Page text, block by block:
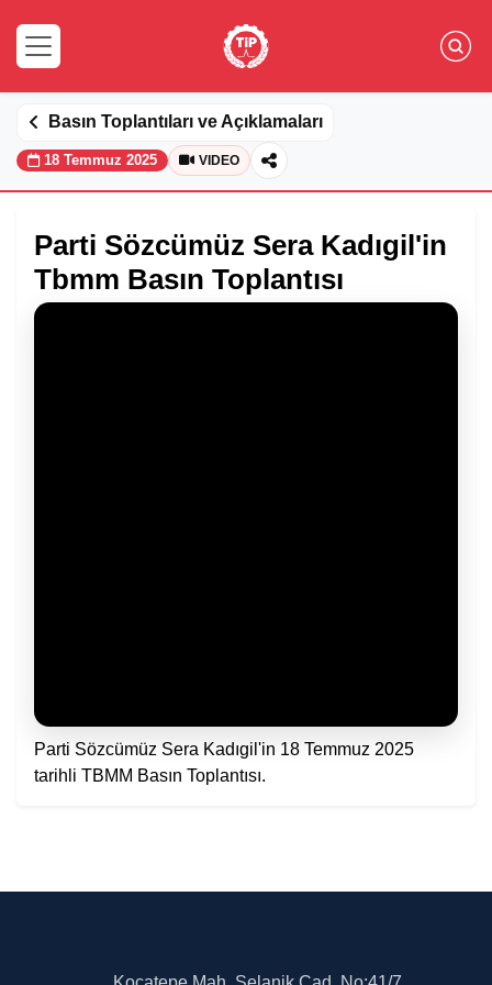
Basın Toplantıları ve Açıklamaları
18 Temmuz 2025 VIDEO
Parti Sözcümüz Sera Kadıgil'in
Tbmm Basın Toplantısı
Parti Sözcümüz Sera Kadıgil'in 18 Temmuz 2025
tarihli TBMM Basın Toplantısı.